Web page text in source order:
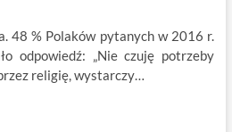
48 % Polaków pytanych w 2016 r.
odpowiedź: „Nie czuję potrzeby
religię, wystarczy…